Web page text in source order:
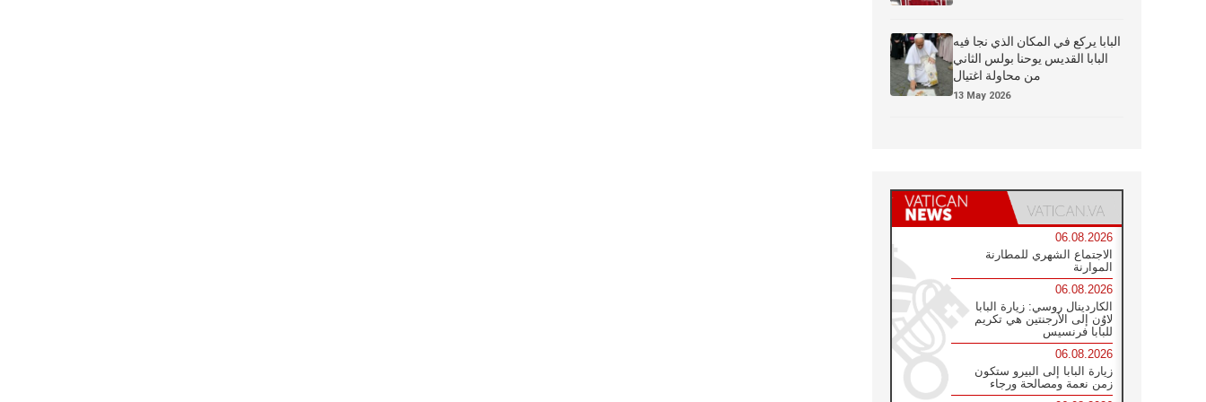
البابا يركع في المكان الذي نجا فيه
البابا القديس يوحنا بولس الثاني
من محاولة اغتيال
13 May 2026
06.08.2026
الاجتماع الشهري للمطارنة
الموارنة
06.08.2026
الكاردينال روسي: زيارة البابا
لاوُن إلى الأرجنتين هي تكريم
للبابا فرنسيس
06.08.2026
زيارة البابا إلى البيرو ستكون
زمن نعمة ومصالحة ورجاء